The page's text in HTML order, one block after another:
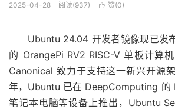
2025-04-28 阅读(937)  赞(0)
Ubuntu 24.04 开发者镜像现已发
的 OrangePi RV2 RISC-V 单板计算
Canonical 致力于支持这一新兴开源
年，Ubuntu 已在 DeepComputing 的
笔记本电脑等设备上推出，Ubuntu